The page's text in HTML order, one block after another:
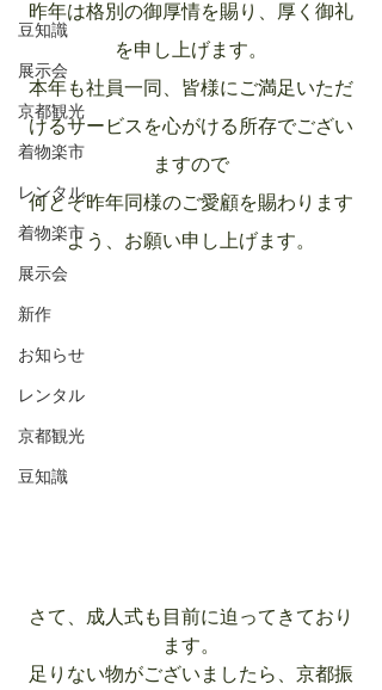
豆知識
展示会
京都観光
着物楽市
レンタル
着物楽市
展示会
新作
お知らせ
レンタル
京都観光
豆知識
昨年は格別の御厚情を賜り、厚く御礼
を申し上げます。
本年も社員一同、皆様にご満足いただ
けるサービスを心がける所存でござい
ますので
何とぞ昨年同様のご愛顧を賜わります
よう、お願い申し上げます。
さて、成人式も目前に迫ってきており
ます。
足りない物がございましたら、京都振